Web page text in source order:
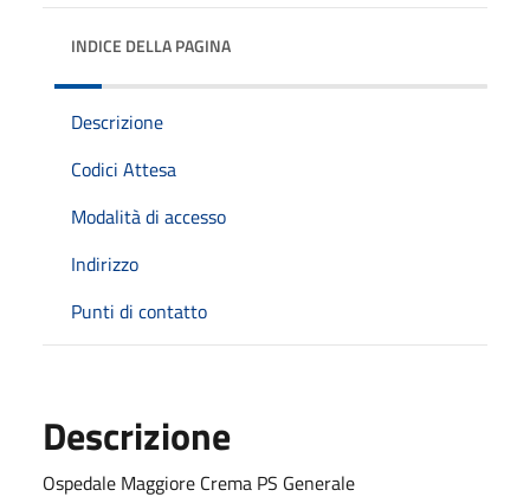
INDICE DELLA PAGINA
Descrizione
Codici Attesa
Modalità di accesso
Indirizzo
Punti di contatto
Descrizione
Ospedale Maggiore Crema PS Generale